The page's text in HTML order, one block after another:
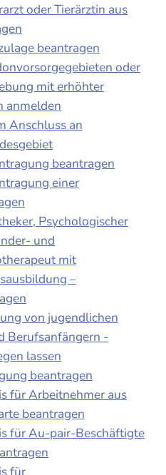
oder Tierärztin aus
beantragen
oder
mit erhöhter
anmelden
Anschluss an
beantragen
einer
Psychologischer
und
mit
–
von jugendlichen
Berufsanfängern -
lassen
beantragen
für Arbeitnehmer aus
beantragen
für Au-pair-Beschäftigte